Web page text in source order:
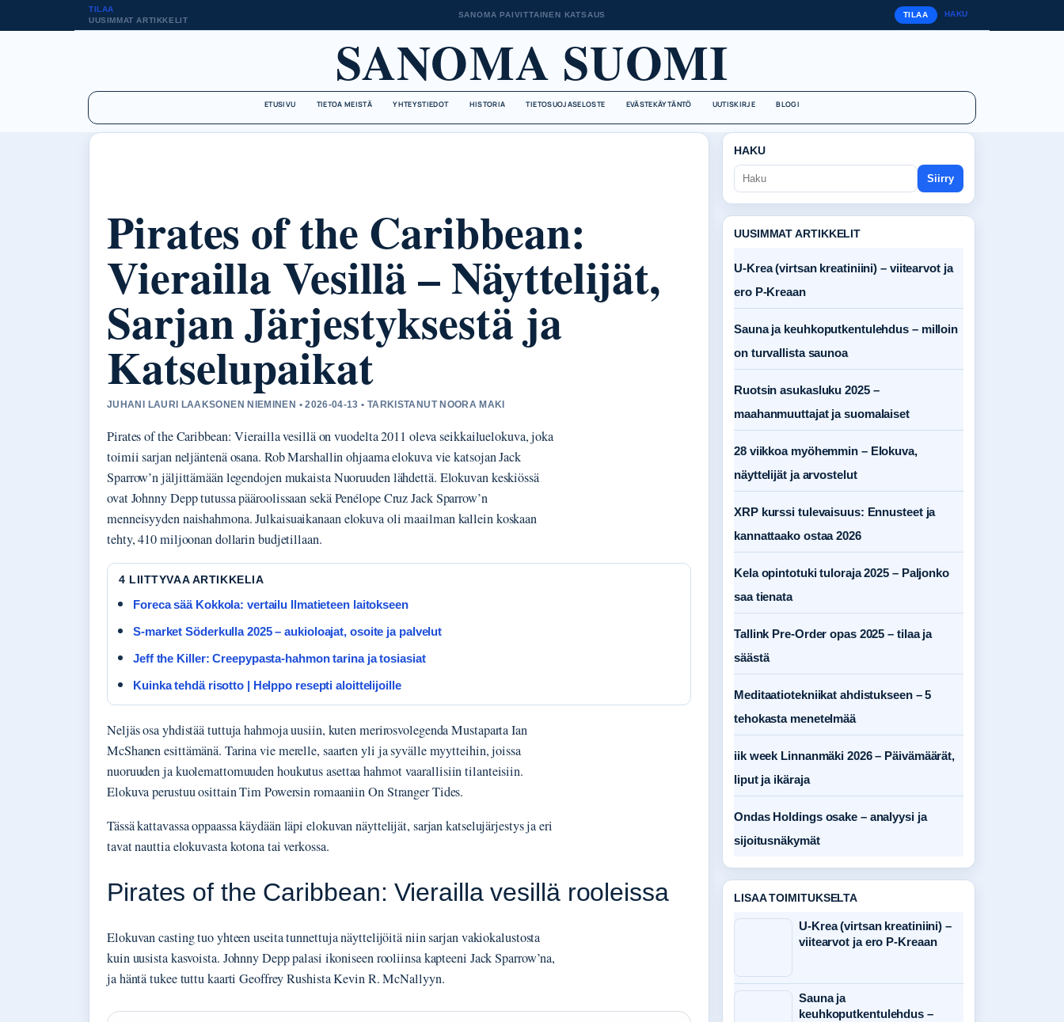
TILAA
UUSIMMAT ARTIKKELIT
SANOMA PAIVITTAINEN KATSAUS TILAA HAKU
SANOMA SUOMI
ETUSIVU TIETOA MEISTÄ YHTEYSTIEDOT HISTORIA TIETOSUOJASELOSTE EVÄSTEKÄYTÄNTÖ UUTISKIRJE BLOGI
Pirates of the Caribbean:
Vierailla Vesillä – Näyttelijät,
Sarjan Järjestyksestä ja
Katselupaikat
JUHANI LAURI LAAKSONEN NIEMINEN • 2026-04-13 • TARKISTANUT NOORA MAKI
Pirates of the Caribbean: Vierailla vesillä on vuodelta 2011 oleva seikkailuelokuva, joka
toimii sarjan neljäntenä osana. Rob Marshallin ohjaama elokuva vie katsojan Jack
Sparrow’n jäljittämään legendojen mukaista Nuoruuden lähdettä. Elokuvan keskiössä
ovat Johnny Depp tutussa pääroolissaan sekä Penélope Cruz Jack Sparrow’n
menneisyyden naishahmona. Julkaisuaikanaan elokuva oli maailman kallein koskaan
tehty, 410 miljoonan dollarin budjetillaan.
4 LIITTYVAA ARTIKKELIA
Foreca sää Kokkola: vertailu Ilmatieteen laitokseen
S-market Söderkulla 2025 – aukioloajat, osoite ja palvelut
Jeff the Killer: Creepypasta-hahmon tarina ja tosiasiat
Kuinka tehdä risotto | Helppo resepti aloittelijoille
Neljäs osa yhdistää tuttuja hahmoja uusiin, kuten merirosvolegenda Mustaparta Ian
McShanen esittämänä. Tarina vie merelle, saarten yli ja syvälle myytteihin, joissa
nuoruuden ja kuolemattomuuden houkutus asettaa hahmot vaarallisiin tilanteisiin.
Elokuva perustuu osittain Tim Powersin romaaniin On Stranger Tides.
Tässä kattavassa oppaassa käydään läpi elokuvan näyttelijät, sarjan katselujärjestys ja eri
tavat nauttia elokuvasta kotona tai verkossa.
Pirates of the Caribbean: Vierailla vesillä rooleissa
Elokuvan casting tuo yhteen useita tunnettuja näyttelijöitä niin sarjan vakiokalustosta
kuin uusista kasvoista. Johnny Depp palasi ikoniseen rooliinsa kapteeni Jack Sparrow’na,
ja häntä tukee tuttu kaarti Geoffrey Rushista Kevin R. McNallyyn.
HAKU
Siirry
UUSIMMAT ARTIKKELIT
U-Krea (virtsan kreatiniini) – viitearvot ja
ero P-Kreaan
Sauna ja keuhkoputkentulehdus – milloin
on turvallista saunoa
Ruotsin asukasluku 2025 –
maahanmuuttajat ja suomalaiset
28 viikkoa myöhemmin – Elokuva,
näyttelijät ja arvostelut
XRP kurssi tulevaisuus: Ennusteet ja
kannattaako ostaa 2026
Kela opintotuki tuloraja 2025 – Paljonko
saa tienata
Tallink Pre-Order opas 2025 – tilaa ja
säästä
Meditaatiotekniikat ahdistukseen – 5
tehokasta menetelmää
iik week Linnanmäki 2026 – Päivämäärät,
liput ja ikäraja
Ondas Holdings osake – analyysi ja
sijoitusnäkymät
LISAA TOIMITUKSELTA
U-Krea (virtsan kreatiniini) –
viitearvot ja ero P-Kreaan
Sauna ja
keuhkoputkentulehdus –